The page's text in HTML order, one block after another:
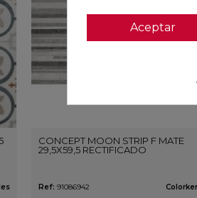
CONCEPT MOON STRIP F MATE
29,5X59,5 RECTIFICADO
Ref: 91086942 Colorker
Aceptar